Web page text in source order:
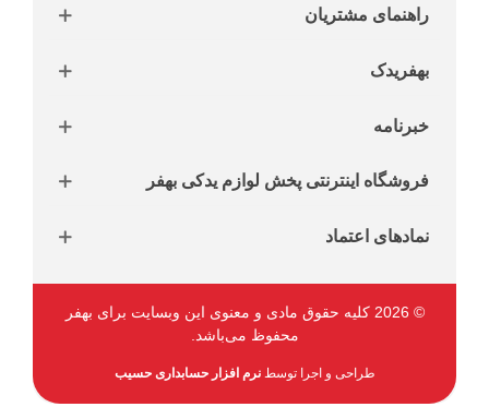
راهنمای مشتریان
بهفریدک
خبرنامه
فروشگاه اینترنتی پخش لوازم یدکی بهفر
نمادهای اعتماد
طراحی و اجرا توسطنرم افزار حسابداری حسیب
© 2026 کلیه حقوق مادی و معنوی این وبسایت برای بهفر
محفوظ می‌باشد.